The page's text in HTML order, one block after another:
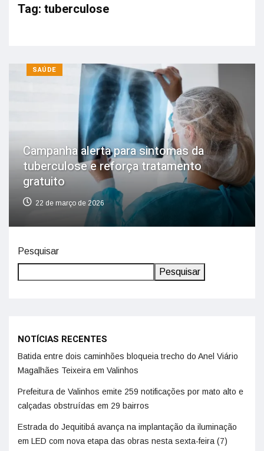
Tag: tuberculose
SAÚDE
Campanha alerta para sintomas da
tuberculose e reforça tratamento
gratuito
22 de março de 2026
Pesquisar
Pesquisar
NOTÍCIAS RECENTES
Batida entre dois caminhões bloqueia trecho do Anel Viário
Magalhães Teixeira em Valinhos
Prefeitura de Valinhos emite 259 notificações por mato alto e
calçadas obstruídas em 29 bairros
Estrada do Jequitibá avança na implantação da iluminação
em LED com nova etapa das obras nesta sexta-feira (7)